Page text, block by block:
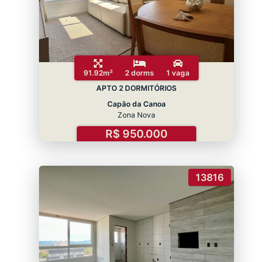
91.92m² 2 dorms
1 vaga
APTO 2 DORMITÓRIOS
Capão da Canoa
Zona Nova
R$ 950.000
13816